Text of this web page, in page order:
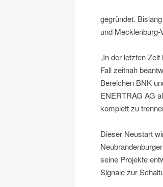
gegründet.
und Mecklenburg-
„In der letzten
Fall zeitnah
Bereichen BNK
ENERTRAG AG
komplett zu
Dieser Neustart
seine Projekte
Signale zur